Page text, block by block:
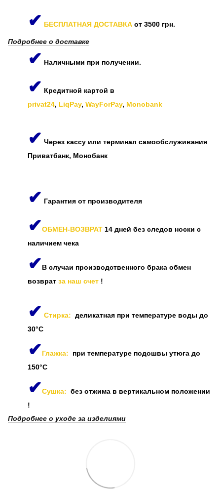
✔ БЕСПЛАТНАЯ ДОСТАВКА от 3500 грн.
Подробнее о доставке
✔ Наличными при получении.
✔ Кредитной картой в
privat24, LiqPay, WayForPay, Monobank
✔ Через кассу или терминал самообслуживания
Приватбанк, Монобанк
✔ Гарантия от производителя
✔ОБМЕН-ВОЗВРАТ 14 дней без следов носки с
наличием чека
✔В случаи производственного брака обмен
возврат за наш счет !
✔ Стирка: деликатная при температуре воды до
30°C
✔Глажка: при температуре подошвы утюга до
150°C
✔Сушка: без отжима в вертикальном положении
!
Подробнее о уходе за изделиями